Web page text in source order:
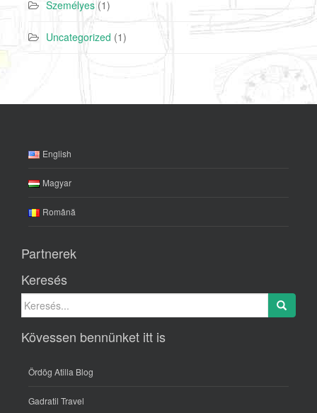
Személyes (1)
Uncategorized (1)
English
Magyar
Română
Partnerek
Keresés
Search for:
Kövessen bennünket itt is
Ördög Atilla Blog
Gadratil Travel